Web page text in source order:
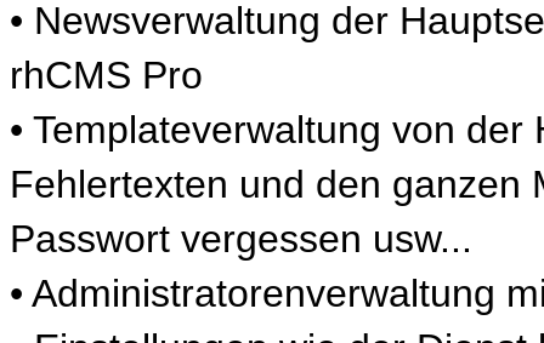
• Newsverwaltung der
rhCMS Pro
• Templateverwaltung von
Fehlertexten und den ganzen
Passwort vergessen usw...
• Administratorenverwaltung